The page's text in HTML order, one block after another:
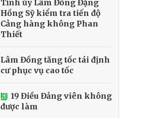
Tỉnh ủy Lâm Đồng Đặng
Hồng Sỹ kiểm tra tiến độ
Cảng hàng không Phan
Thiết
Lâm Đồng tăng tốc tái định
cư phục vụ cao tốc
19 Điều Đảng viên không
được làm